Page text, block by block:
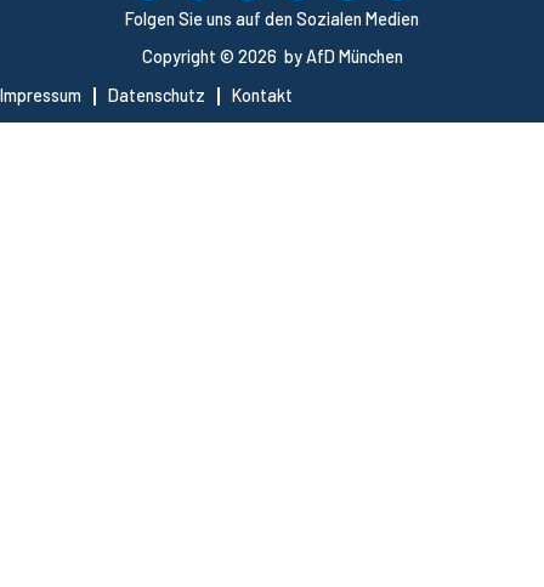
Copyright © 2026 by AfD München
Impressum
Datenschutz Kontakt
Folgen Sie uns auf den Sozialen Medien